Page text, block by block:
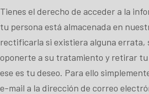
Tienes el derecho de acceder a la
tu persona está almacenada en
rectificarla si existiera alguna errata,
oponerte a su tratamiento y retirar
ese es tu deseo. Para ello
e-mail a la dirección de correo